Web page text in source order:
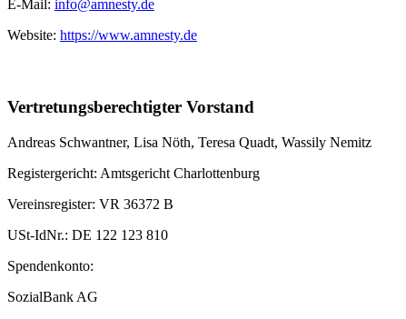
E-Mail: info@amnesty.de
Website: https://www.amnesty.de
Vertretungsberechtigter Vorstand
Andreas Schwantner, Lisa Nöth, Teresa Quadt, Wassily Nemitz
Registergericht: Amtsgericht Charlottenburg
Vereinsregister: VR 36372 B
USt-IdNr.: DE 122 123 810
Spendenkonto:
SozialBank AG